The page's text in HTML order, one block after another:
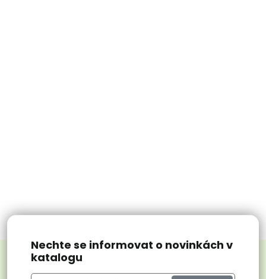
Nechte se informovat o novinkách v
katalogu